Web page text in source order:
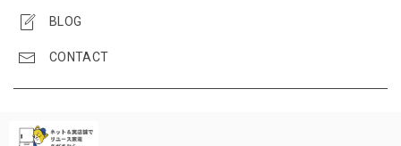
BLOG
CONTACT